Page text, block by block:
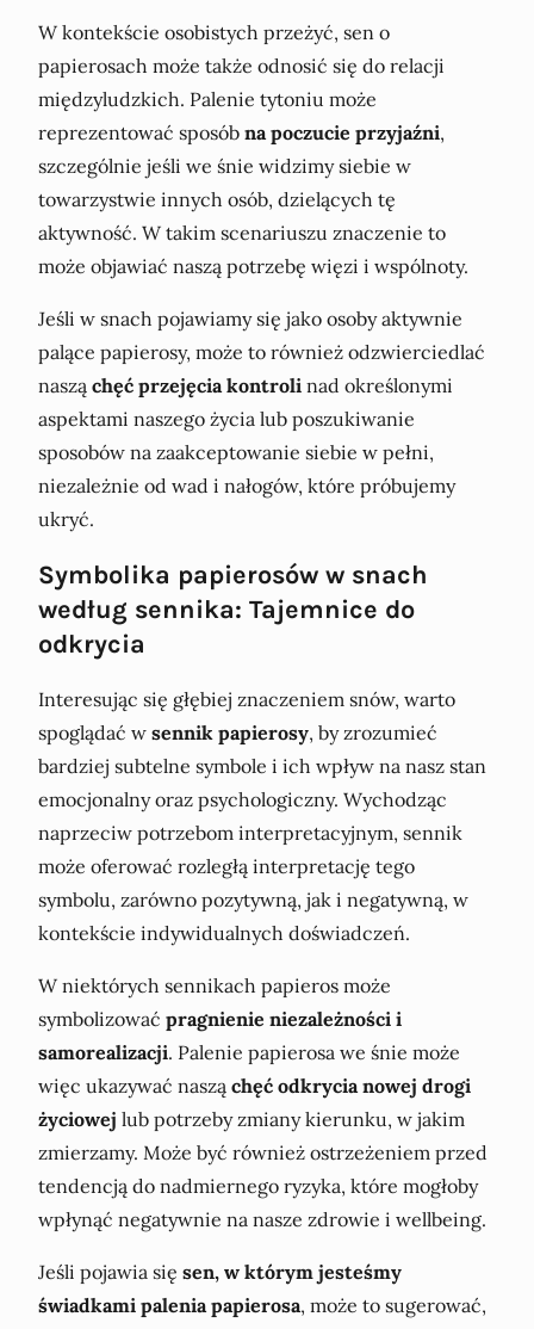
W kontekście osobistych przeżyć, sen o
papierosach może także odnosić się do relacji
międzyludzkich. Palenie tytoniu może
reprezentować sposób na poczucie przyjaźni,
szczególnie jeśli we śnie widzimy siebie w
towarzystwie innych osób, dzielących tę
aktywność. W takim scenariuszu znaczenie to
może objawiać naszą potrzebę więzi i wspólnoty.
Jeśli w snach pojawiamy się jako osoby aktywnie
palące papierosy, może to również odzwierciedlać
naszą chęć przejęcia kontroli nad określonymi
aspektami naszego życia lub poszukiwanie
sposobów na zaakceptowanie siebie w pełni,
niezależnie od wad i nałogów, które próbujemy
ukryć.
Symbolika papierosów w snach
według sennika: Tajemnice do
odkrycia
Interesując się głębiej znaczeniem snów, warto
spoglądać w sennik papierosy, by zrozumieć
bardziej subtelne symbole i ich wpływ na nasz stan
emocjonalny oraz psychologiczny. Wychodząc
naprzeciw potrzebom interpretacyjnym, sennik
może oferować rozległą interpretację tego
symbolu, zarówno pozytywną, jak i negatywną, w
kontekście indywidualnych doświadczeń.
W niektórych sennikach papieros może
symbolizować pragnienie niezależności i
samorealizacji. Palenie papierosa we śnie może
więc ukazywać naszą chęć odkrycia nowej drogi
życiowej lub potrzeby zmiany kierunku, w jakim
zmierzamy. Może być również ostrzeżeniem przed
tendencją do nadmiernego ryzyka, które mogłoby
wpłynąć negatywnie na nasze zdrowie i wellbeing.
Jeśli pojawia się sen, w którym jesteśmy
świadkami palenia papierosa, może to sugerować,